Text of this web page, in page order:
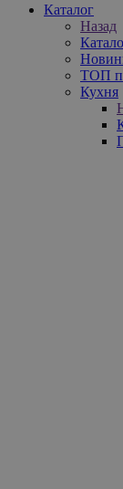
Каталог
Назад
ТОП
Кухня